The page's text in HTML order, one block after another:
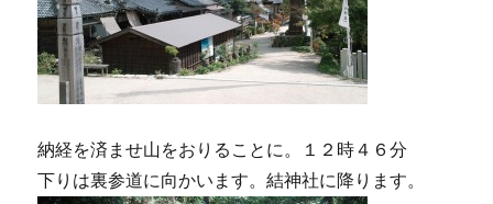
納経を済ませ山をおりることに。１２時４６分
下りは裏参道に向かいます。結神社に降ります。